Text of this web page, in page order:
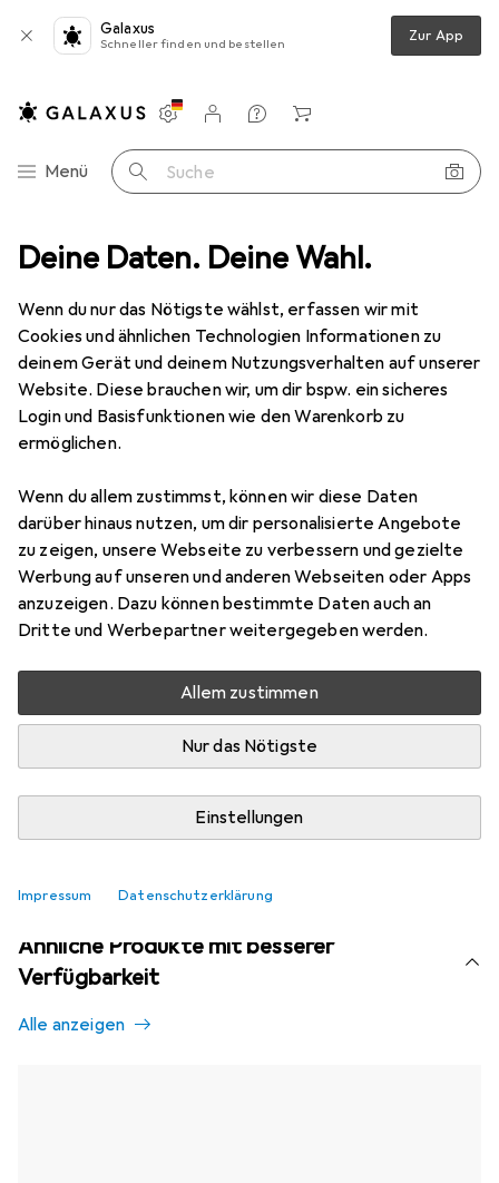
Deine Daten. Deine Wahl.
Wenn du nur das Nötigste wählst, erfassen wir mit
Cookies und ähnlichen Technologien Informationen zu
deinem Gerät und deinem Nutzungsverhalten auf unserer
Website. Diese brauchen wir, um dir bspw. ein sicheres
Login und Basisfunktionen wie den Warenkorb zu
ermöglichen.
Wenn du allem zustimmst, können wir diese Daten
darüber hinaus nutzen, um dir personalisierte Angebote
zu zeigen, unsere Webseite zu verbessern und gezielte
Werbung auf unseren und anderen Webseiten oder Apps
anzuzeigen. Dazu können bestimmte Daten auch an
Dritte und Werbepartner weitergegeben werden.
Allem zustimmen
Nur das Nötigste
Einstellungen
Impressum Datenschutzerklärung
Galaxus
Schneller finden und bestellen Zur App
Navigation nach Kategorien
Menü Suche
Einstellungen
Kundenkonto
Vergleichslisten
Merklisten
Warenkorb
Objektivfilter Zubehör Cokin P253 Schutzkappe für Adapterring
3 Bilder
Cokin P253 Schutzkappe für
Adapterring
Obektivfilter Halter
Bewertungen Marke
Mehr von Cokin
Aktuell nicht lieferbar
Vergleichen
Kostenloser Versand ab 30,– i
Ähnliche Produkte mit besserer
Verfügbarkeit
Alle anzeigen